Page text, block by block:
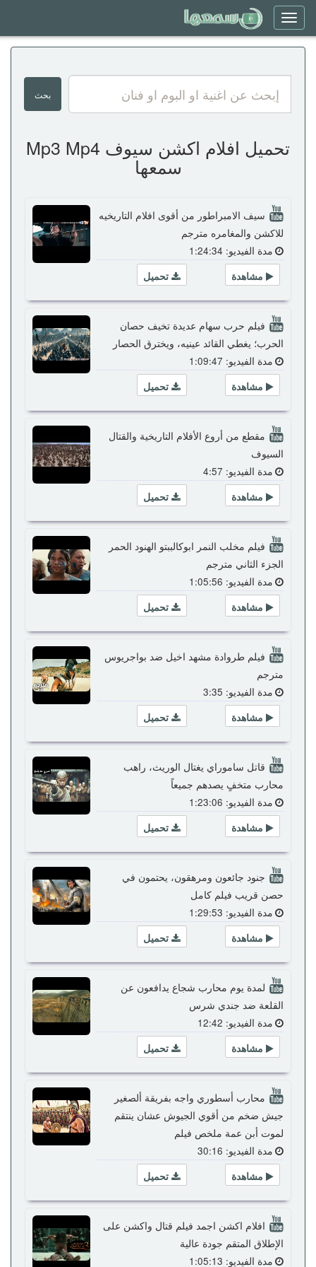
Toggle
navigation
تحميل افلام اكشن سيوف Mp3 Mp4
سمعها
سيف الامبراطور من أقوى افلام التاريخيه
للاكشن والمغامره مترجم
مدة الفيديو: 1:24:34
تحميل
مشاهدة
فيلم حرب سهام عديدة تخيف حصان
الحرب؛ يغطي القائد عينيه، ويخترق الحصار
مدة الفيديو: 1:09:47
تحميل
مشاهدة
مقطع من أروع الأفلام التاريخية والقتال
السيوف
مدة الفيديو: 4:57
تحميل
مشاهدة
فيلم مخلب النمر ابوكالببتو الهنود الحمر
الجزء الثاني مترجم
مدة الفيديو: 1:05:56
تحميل
مشاهدة
فيلم طروادة مشهد اخيل ضد بواجريوس
مترجم
مدة الفيديو: 3:35
تحميل
مشاهدة
قاتل ساموراي يغتال الوريث، راهب
محارب متخفٍ يصدهم جميعاً
مدة الفيديو: 1:23:06
تحميل
مشاهدة
جنود جائعون ومرهقون، يحتمون في
حصن قريب فيلم كامل
مدة الفيديو: 1:29:53
تحميل
مشاهدة
لمدة يوم محارب شجاع يدافعون عن
القلعة ضد جندي شرس
مدة الفيديو: 12:42
تحميل
مشاهدة
محارب أسطوري واجه بفريقة ألصغير
جيش ضخم من أقوي الجيوش عشان ينتقم
لموت أبن عمة ملخص فيلم
مدة الفيديو: 30:16
تحميل
مشاهدة
افلام اكشن اجمد فيلم قتال واكشن على
الإطلاق المتقم جودة عالية
مدة الفيديو: 1:05:13